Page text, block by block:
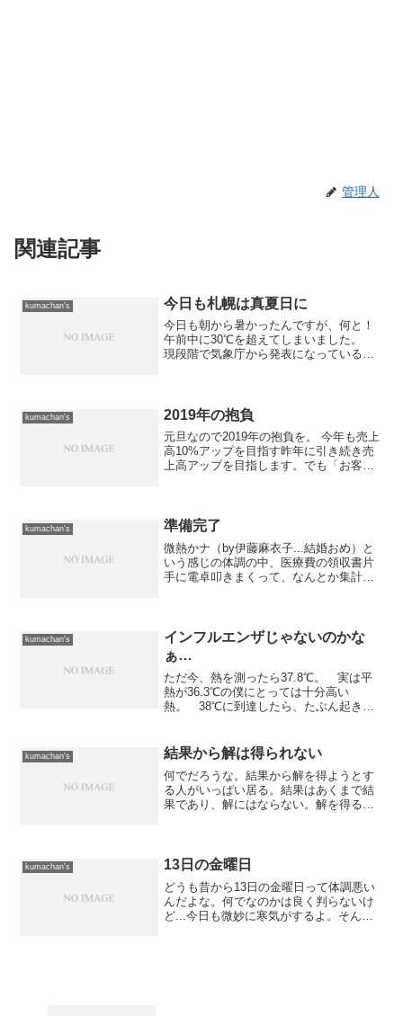
管理人
関連記事
kumachan's 今日も札幌は真夏日に
今日も朝から暑かったんですが、何と！
午前中に30℃を超えてしまいました。
現段階で気象庁から発表になっているデ
は昨日以上...
kumachan's 2019年の抱負
元旦なので2019年の抱負を。 今年も売上
高10%アップを目指す昨年に引き続き売
上高アップを目指します。でも「お客様
いです。ま...
kumachan's 準備完了
微熱かナ（by伊藤麻衣子...結婚おめ）と
いう感じの体調の中、医療費の領収書片
手に電卓叩きまくって、なんとか集計完
そうという話もある...
kumachan's
インフルエンザじゃないのかな
ぁ…
ただ今、熱を測ったら37.8℃。 実は平
熱が36.3℃の僕にとっては十分高い
熱。 38℃に到達したら、たぶん起きれ
kumachan's 結果から解は得られない
何でだろうな。結果から解を得ようとす
る人がいっぱい居る。結果はあくまで結
果であり、解にはならない。解を得る上
られないからだ。
kumachan's 13日の金曜日
どうも昔から13日の金曜日って体調悪い
んだよな。何でなのかは良く判らないけ
ど...今日も微妙に寒気がするよ。そんな